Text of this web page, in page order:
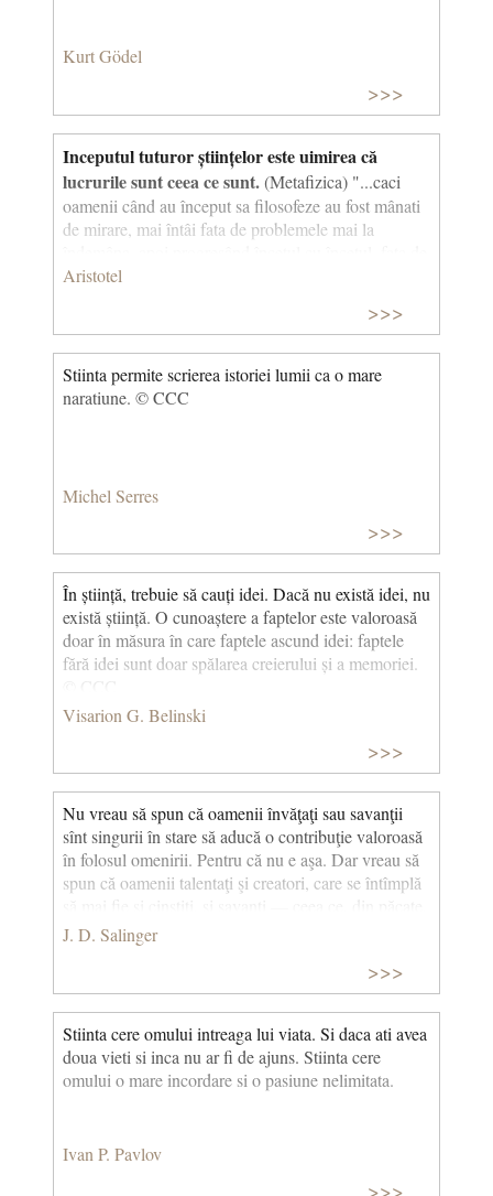
Kurt Gödel
>>>
Inceputul tuturor științelor este uimirea că
lucrurile sunt ceea ce sunt.(Metafizica) "...caci
oamenii când au început sa filosofeze au fost mânati
de mirare, mai întâi fata de problemele mai la
problemele mai mari". Aristotel Cu alte cuvinte,
nimic nu progreseaza de la sine. Filosoful este uimit
ca in timpul lui Aristotel filosofia se confunda cu
stiinta.
Aristotel
>>>
Stiinta permite scrierea istoriei lumii ca o mare
naratiune. © CCC
Michel Serres
>>>
În știință, trebuie să cauți idei. Dacă nu există idei, nu
există știință. O cunoaștere a faptelor este valoroasă
doar în măsura în care faptele ascund idei: faptele
fără idei sunt doar spălarea creierului și a memoriei.
Visarion G. Belinski
>>>
Nu vreau să spun că oamenii învăţaţi sau savanţii
sînt singurii în stare să aducă o contribuţie valoroasă
în folosul omenirii. Pentru că nu e aşa. Dar vreau să
spun că oamenii talentaţi şi creatori, care se întîmplă
se întîmpă destul de rar ― tind să lase în urma lor o
moştenire mult mai valoroasă decît oamenii care sînt
doar talentaţi şi creatori, fără nimic mai mult. Tind să
se exprime mai clar şi au, de obicei, perseverenţa să-
şi ducă gîndurile pînă la capăt. Dar mai important
decît orice e faptul că, în nouă cazuri din zece, sînt
mult mai modeşti decît gînditorii lipsiţi de metodă şi
spirit ştiinţific. (De veghe în lanul de secară)
J. D. Salinger
>>>
Stiinta cere omului intreaga lui viata. Si daca ati avea
doua vieti si inca nu ar fi de ajuns. Stiinta cere
omului o mare incordare si o pasiune nelimitata.
Ivan P. Pavlov
>>>